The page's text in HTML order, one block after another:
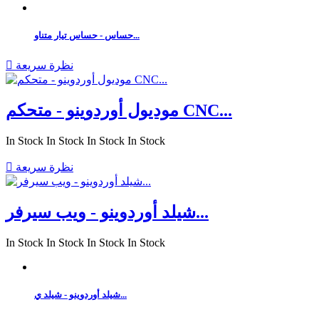
حساس - حساس تيار متناو...
 نظرة سريعة
موديول أوردوينو - متحكم CNC...
In Stock In Stock In Stock In Stock
 نظرة سريعة
شيلد أوردوينو - ويب سيرفر...
In Stock In Stock In Stock In Stock
شيلد أوردوينو - شيلد ي...